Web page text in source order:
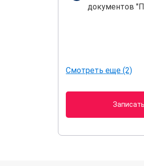
документов
Смотреть еще (2)